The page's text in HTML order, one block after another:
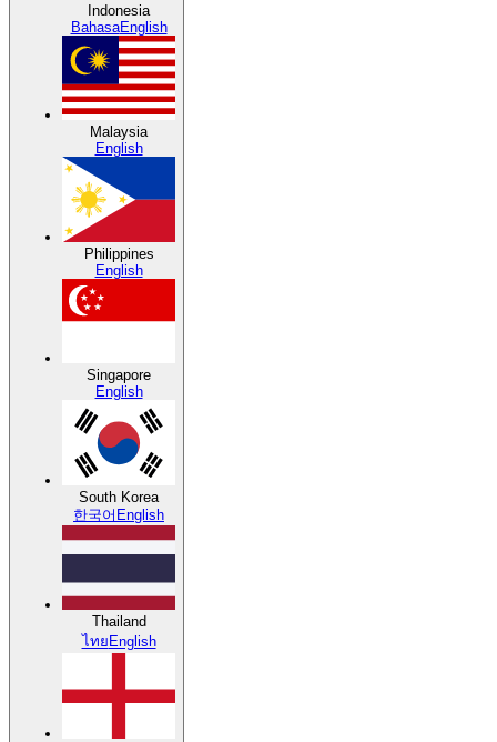
Indonesia
BahasaEnglish
Malaysia
English
Philippines
English
Singapore
English
South Korea
한국어 English
Thailand
ไทย English